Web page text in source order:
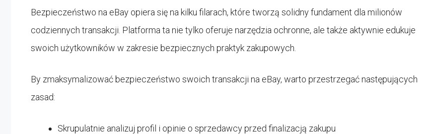
Bezpieczeństwo na eBay opiera się na kilku filarach, które tworzą solidny fundament dla milionów
codziennych transakcji. Platforma ta nie tylko oferuje narzędzia ochronne, ale także aktywnie edukuje
swoich użytkowników w zakresie bezpiecznych praktyk zakupowych.
By zmaksymalizować bezpieczeństwo swoich transakcji na eBay, warto przestrzegać następujących
zasad:
Skrupulatnie analizuj profil i opinie o sprzedawcy przed finalizacją zakupu